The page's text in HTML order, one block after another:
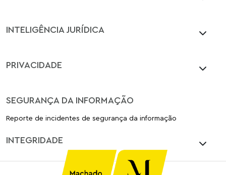
INTELIGÊNCIA JURÍDICA
PRIVACIDADE
SEGURANÇA DA INFORMAÇÃO
Reporte de incidentes de segurança da informação
INTEGRIDADE